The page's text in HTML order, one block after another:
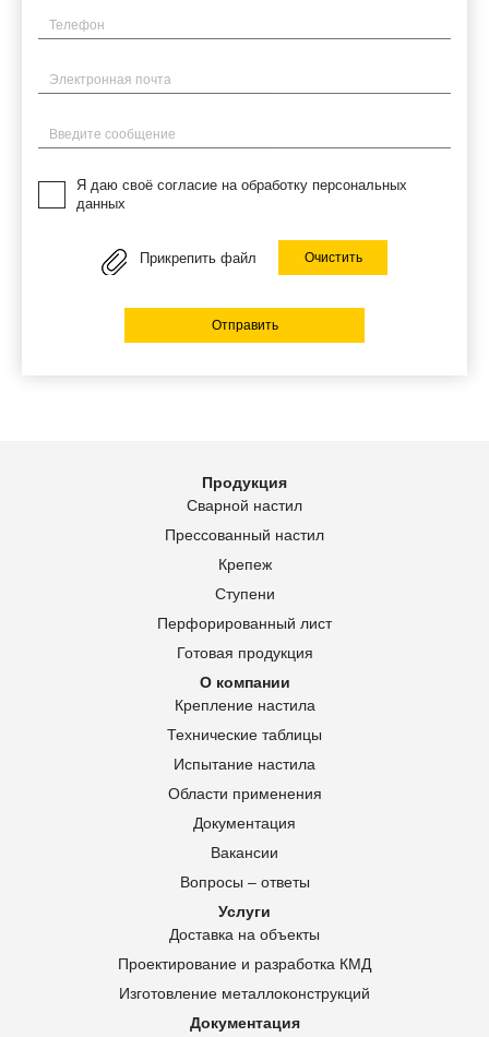
Телефон
Электронная почта
Введите сообщение
Я даю своё согласие на обработку персональных
данных
Прикрепить файл Очистить
Отправить
Продукция
Сварной настил
Прессованный настил
Крепеж
Ступени
Перфорированный лист
Готовая продукция
О компании
Крепление настила
Технические таблицы
Испытание настила
Области применения
Документация
Вакансии
Вопросы – ответы
Услуги
Доставка на объекты
Проектирование и разработка КМД
Изготовление металлоконструкций
Документация